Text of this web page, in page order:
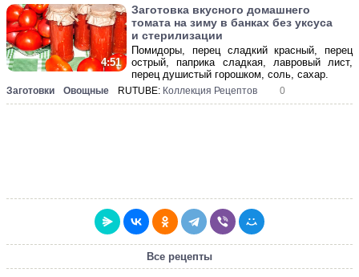
4:51
Заготовка вкусного домашнего
томата на зиму в банках без уксуса
и стерилизации
Помидоры, перец сладкий красный, перец
острый, паприка сладкая, лавровый лист,
перец душистый горошком, соль, сахар.
Заготовки Овощные RUTUBE: Коллекция Рецептов 0
Все рецепты